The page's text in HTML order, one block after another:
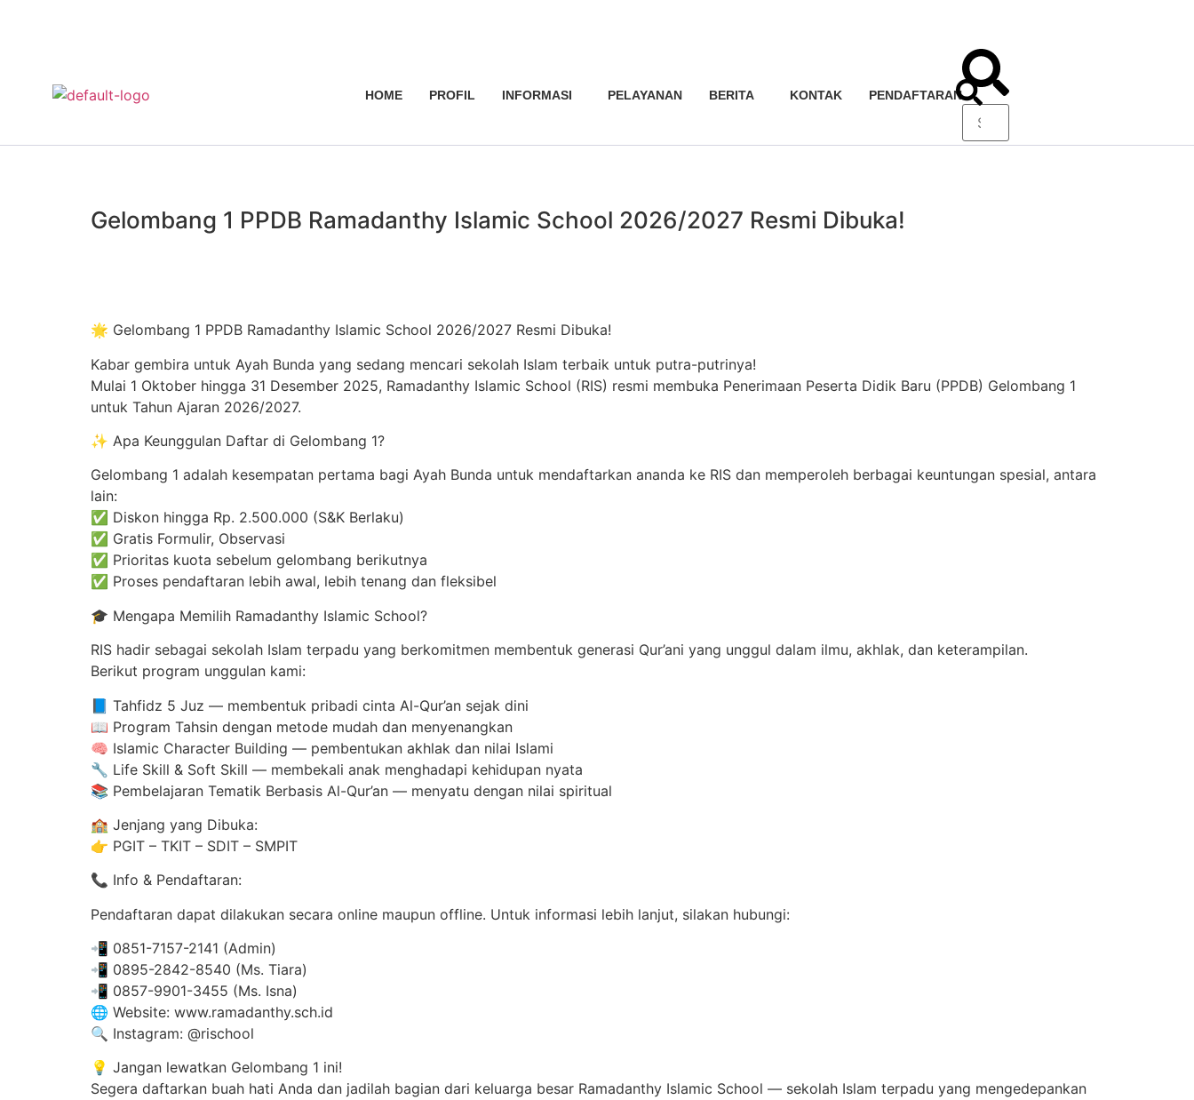
HOME PROFIL INFORMASI PELAYANAN BERITA KONTAK PENDAFTARAN
Gelombang 1 PPDB Ramadanthy Islamic School 2026/2027 Resmi Dibuka!
🌟 Gelombang 1 PPDB Ramadanthy Islamic School 2026/2027 Resmi Dibuka!
Kabar gembira untuk Ayah Bunda yang sedang mencari sekolah Islam terbaik untuk putra-putrinya!
Mulai 1 Oktober hingga 31 Desember 2025, Ramadanthy Islamic School (RIS) resmi membuka Penerimaan Peserta Didik Baru (PPDB) Gelombang 1
untuk Tahun Ajaran 2026/2027.
✨ Apa Keunggulan Daftar di Gelombang 1?
Gelombang 1 adalah kesempatan pertama bagi Ayah Bunda untuk mendaftarkan ananda ke RIS dan memperoleh berbagai keuntungan spesial, antara
lain:
✅ Diskon hingga Rp. 2.500.000 (S&K Berlaku)
✅ Gratis Formulir, Observasi
✅ Prioritas kuota sebelum gelombang berikutnya
✅ Proses pendaftaran lebih awal, lebih tenang dan fleksibel
🎓 Mengapa Memilih Ramadanthy Islamic School?
RIS hadir sebagai sekolah Islam terpadu yang berkomitmen membentuk generasi Qur’ani yang unggul dalam ilmu, akhlak, dan keterampilan.
Berikut program unggulan kami:
📘 Tahfidz 5 Juz — membentuk pribadi cinta Al-Qur’an sejak dini
📖 Program Tahsin dengan metode mudah dan menyenangkan
🧠 Islamic Character Building — pembentukan akhlak dan nilai Islami
🔧 Life Skill & Soft Skill — membekali anak menghadapi kehidupan nyata
📚 Pembelajaran Tematik Berbasis Al-Qur’an — menyatu dengan nilai spiritual
🏫 Jenjang yang Dibuka:
👉 PGIT – TKIT – SDIT – SMPIT
📞 Info & Pendaftaran:
Pendaftaran dapat dilakukan secara online maupun offline. Untuk informasi lebih lanjut, silakan hubungi:
📲 0851-7157-2141 (Admin)
📲 0895-2842-8540 (Ms. Tiara)
📲 0857-9901-3455 (Ms. Isna)
🌐 Website: www.ramadanthy.sch.id
🔍 Instagram: @rischool
💡 Jangan lewatkan Gelombang 1 ini!
Segera daftarkan buah hati Anda dan jadilah bagian dari keluarga besar Ramadanthy Islamic School — sekolah Islam terpadu yang mengedepankan